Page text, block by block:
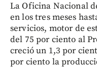
La Oficina Nacional
en los tres meses
servicios, motor de
del 75 por ciento al
creció un 1,3 por
por ciento la